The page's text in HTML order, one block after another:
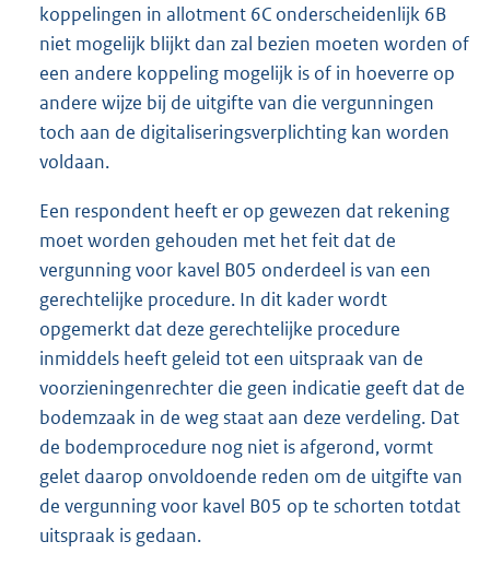
koppelingen in allotment 6C onderscheidenlijk 6B
niet mogelijk blijkt dan zal bezien moeten worden of
een andere koppeling mogelijk is of in hoeverre op
andere wijze bij de uitgifte van die vergunningen
toch aan de digitaliseringsverplichting kan worden
voldaan.
Een respondent heeft er op gewezen dat rekening
moet worden gehouden met het feit dat de
vergunning voor kavel B05 onderdeel is van een
gerechtelijke procedure. In dit kader wordt
opgemerkt dat deze gerechtelijke procedure
inmiddels heeft geleid tot een uitspraak van de
voorzieningenrechter die geen indicatie geeft dat de
bodemzaak in de weg staat aan deze verdeling. Dat
de bodemprocedure nog niet is afgerond, vormt
gelet daarop onvoldoende reden om de uitgifte van
de vergunning voor kavel B05 op te schorten totdat
uitspraak is gedaan.